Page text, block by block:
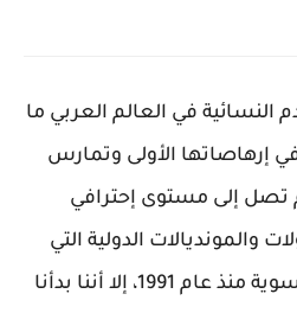
النسائية في العالم العربي ما
إرهاصاتها الأولى وتمارس
تصل إلى مستوى إحترافي
والمونديالات الدولية التي
ظلت تقام لكرة القدم النسوية منذ عام 1991، إلا أننا بدأنا